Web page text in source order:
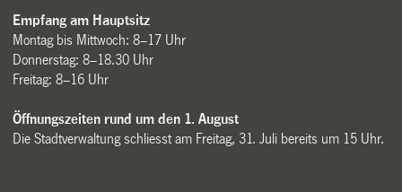
Empfang am Hauptsitz
Montag bis Mittwoch: 8–17 Uhr
Donnerstag: 8–18.30 Uhr
Freitag: 8–16 Uhr
Öffnungszeiten rund um den 1. August
Die Stadtverwaltung schliesst am Freitag, 31. Juli bereits um 15 Uhr.